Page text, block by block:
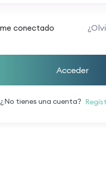
conectado
Acceder
¿No tienes una cuenta?